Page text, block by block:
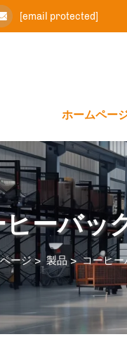
[email protected]
ホームペー
ーバッ
ージ>製品>コーヒー